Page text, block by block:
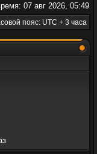
07 авг 2026, 05:49
пояс: UTC + 3 часа